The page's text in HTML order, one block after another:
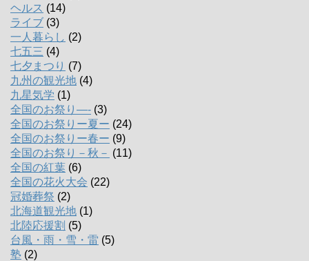
ヘルス (14)
ライブ (3)
一人暮らし (2)
七五三 (4)
七夕まつり (7)
九州の観光地 (4)
九星気学 (1)
全国のお祭り―- (3)
全国のお祭りー夏ー (24)
全国のお祭りー春ー (9)
全国のお祭り－秋－ (11)
全国の紅葉 (6)
全国の花火大会 (22)
冠婚葬祭 (2)
北海道観光地 (1)
北陸応援割 (5)
台風・雨・雪・雷 (5)
塾 (2)